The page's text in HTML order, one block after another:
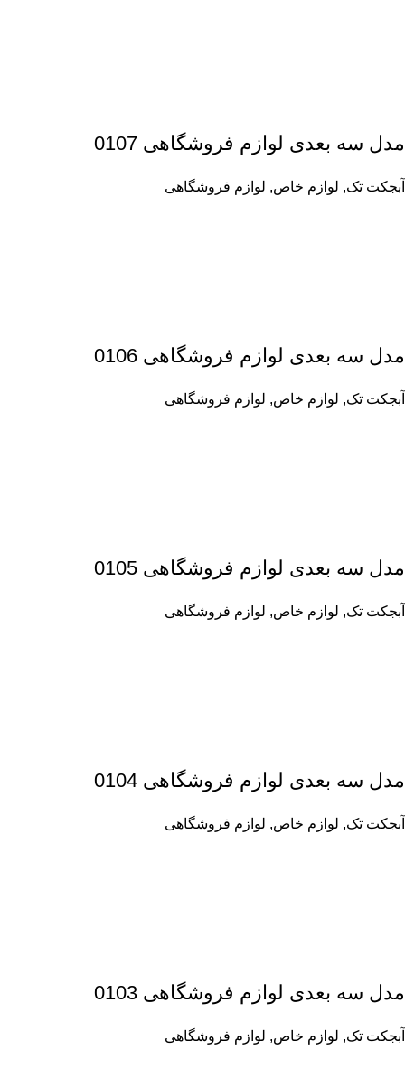
مدل سه بعدی لوازم فروشگاهی 0107
آبجکت تک, لوازم خاص, لوازم فروشگاهی
مدل سه بعدی لوازم فروشگاهی 0106
آبجکت تک, لوازم خاص, لوازم فروشگاهی
مدل سه بعدی لوازم فروشگاهی 0105
آبجکت تک, لوازم خاص, لوازم فروشگاهی
مدل سه بعدی لوازم فروشگاهی 0104
آبجکت تک, لوازم خاص, لوازم فروشگاهی
مدل سه بعدی لوازم فروشگاهی 0103
آبجکت تک, لوازم خاص, لوازم فروشگاهی